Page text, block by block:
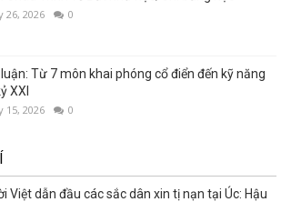
26, 2026 0
Từ 7 môn khai phóng cổ điển đến kỹ năng
XXI
15, 2026 0
Việt dẫn đầu các sắc dân xin tị nạn tại Úc: Hậu